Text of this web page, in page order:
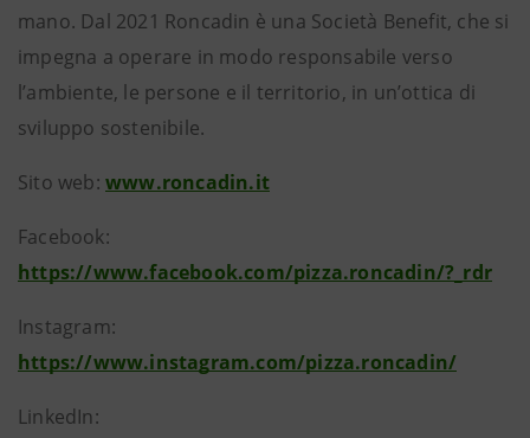
mano. Dal 2021 Roncadin è una Società Benefit, che si
impegna a operare in modo responsabile verso
l’ambiente, le persone e il territorio, in un’ottica di
sviluppo sostenibile.
Sito web: www.roncadin.it
Facebook:
https://www.facebook.com/pizza.roncadin/?_rdr
Instagram:
https://www.instagram.com/pizza.roncadin/
LinkedIn: